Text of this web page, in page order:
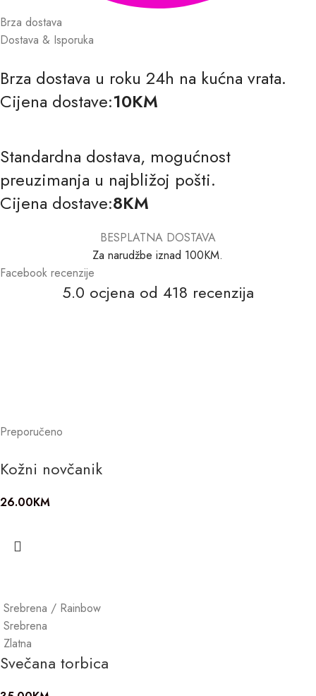
Brza dostava
Dostava & Isporuka
Brza dostava u roku 24h na kućna vrata.
Cijena dostave:10KM
Standardna dostava, mogućnost
preuzimanja u najbližoj pošti.
Cijena dostave:8KM
BESPLATNA DOSTAVA
Za narudžbe iznad 100KM.
Facebook recenzije
5.0 ocjena od 418 recenzija
Preporučeno
Kožni novčanik
26.00KM
Srebrena / Rainbow
Srebrena
Zlatna
Svečana torbica